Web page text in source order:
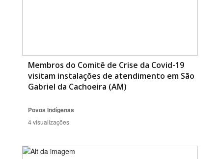
Membros do Comitê de Crise da Covid-19
visitam instalações de atendimento em São
Gabriel da Cachoeira (AM)
Povos Indígenas
4 visualizações